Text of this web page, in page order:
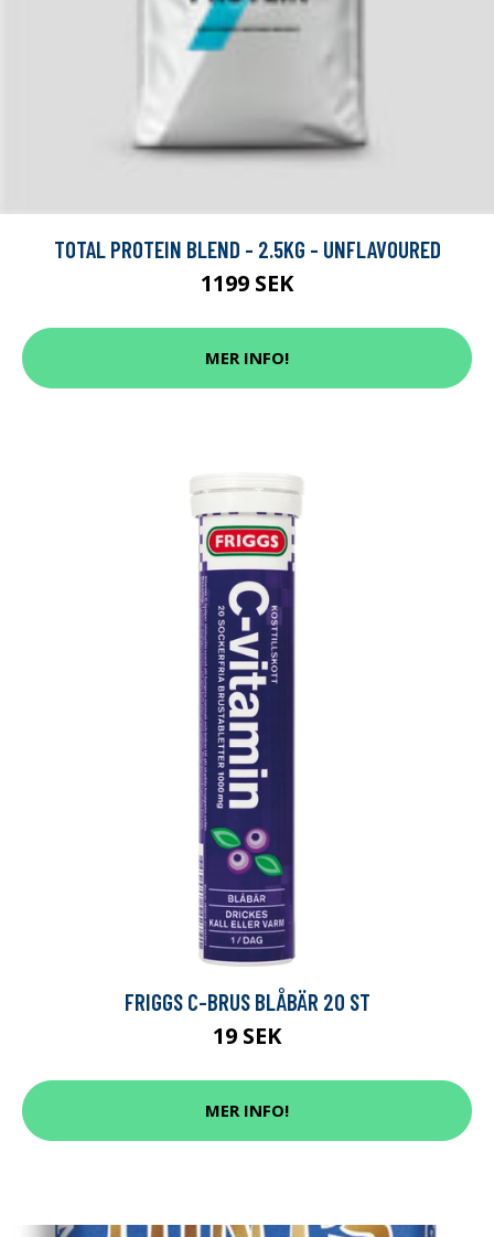
TOTAL PROTEIN BLEND - 2.5KG - UNFLAVOURED
1199 SEK
MER INFO!
FRIGGS C-BRUS BLÅBÄR 20 ST
19 SEK
MER INFO!